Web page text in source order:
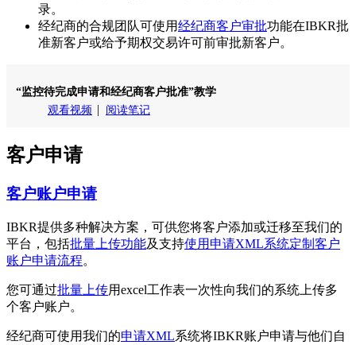
录。
经纪商的合规团队可使用经纪商客户审批功能在IBKR批
准新客户或给予期权交易许可前审批新客户。
“监控待完成申请和经纪商客户批准”教学
观看视频
阅读笔记
客户申请
客户账户申请
IBKR提供多种解决方案，可供您将客户添加或迁移至我们的
平台，包括批量上传功能及支持使用申请XML系统定制客户
账户申请流程。
您可通过批量上传用excel工作表一次性向我们的系统上传多
个客户账户。
经纪商可使用我们的申请XML系统将IBKR账户申请与他们自